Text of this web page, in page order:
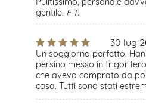
gentile. F.T.
30 lug
Un soggiorno perfetto.
persino messo in
che avevo comprato da
casa. Tutti sono stati
gentili e accoglienti.